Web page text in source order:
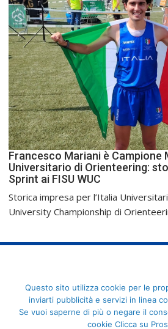
Francesco Mariani è Campione
Universitario di Orienteering:
Sprint ai FISU WUC
Storica impresa per l’Italia
University Championship di
FederCUSI: Federazione Italiana
Angelo Brofferio, 7 - 00195 Roma
Questo sito utilizza cookie per le
inviarti pubblicità e servizi in linea
Se vuoi saperne di più o negare il
cookie Clicca su